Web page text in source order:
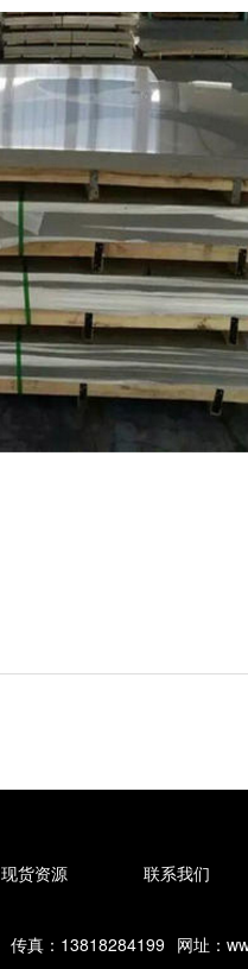
现货资源 联系我们
传真：13818284199 网址：